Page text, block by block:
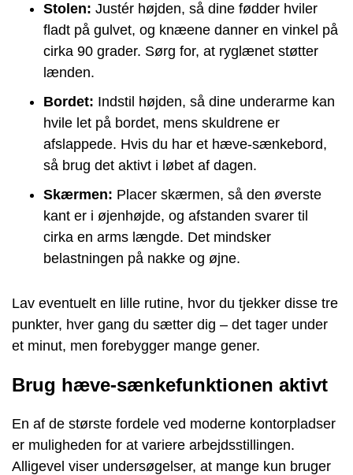
Stolen: Justér højden, så dine fødder hviler
fladt på gulvet, og knæene danner en vinkel på
cirka 90 grader. Sørg for, at ryglænet støtter
lænden.
Bordet: Indstil højden, så dine underarme kan
hvile let på bordet, mens skuldrene er
afslappede. Hvis du har et hæve-sænkebord,
så brug det aktivt i løbet af dagen.
Skærmen: Placer skærmen, så den øverste
kant er i øjenhøjde, og afstanden svarer til
cirka en arms længde. Det mindsker
belastningen på nakke og øjne.
Lav eventuelt en lille rutine, hvor du tjekker disse tre
punkter, hver gang du sætter dig – det tager under
et minut, men forebygger mange gener.
Brug hæve-sænkefunktionen aktivt
En af de største fordele ved moderne kontorpladser
er muligheden for at variere arbejdsstillingen.
Alligevel viser undersøgelser, at mange kun bruger